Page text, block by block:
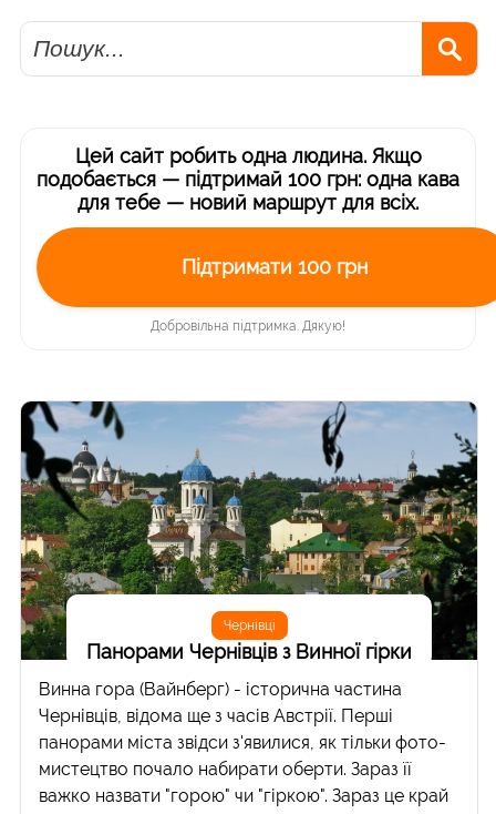
Пошук
Цей сайт робить одна людина. Якщо
подобається — підтримай 100 грн: одна кава
для тебе — новий маршрут для всіх.
Підтримати 100 грн
Добровільна підтримка. Дякую!
Чернівці
Панорами Чернівців з Винної гірки
Винна гора (Вайнберг) - історична частина
Чернівців, відома ще з часів Австрії. Перші
панорами міста звідси з'явилися, як тільки фото-
мистецтво почало набирати оберти. Зараз її
важко назвати "горою" чи "гіркою". Зараз це край